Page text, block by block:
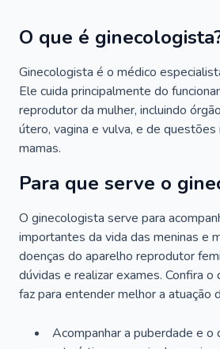
O que é
Ginecologista é o médico
Ele cuida principalmente do
reprodutor da mulher, incluindo
útero, vagina e vulva, e de questões
mamas.
Para que serve o
O ginecologista serve para
importantes da vida das meninas e
doenças do aparelho reprodutor
dúvidas e realizar exames. Confira
faz para entender melhor a atuação
Acompanhar a puberdade e